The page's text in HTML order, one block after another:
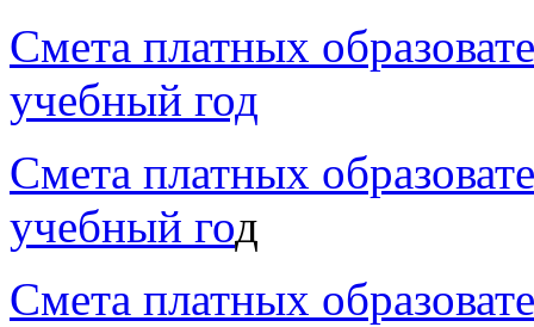
Смета платных
учебный год
Смета платных
учебный год
Смета платных